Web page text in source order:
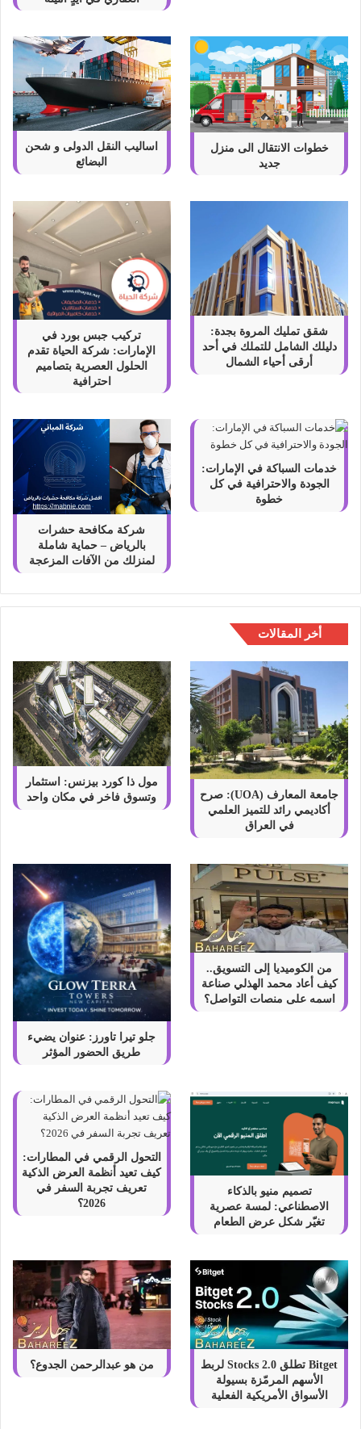
خطوات الانتقال الى منزل
جديد
اساليب النقل الدولى و شحن
البضائع
شقق تمليك المروة بجدة:
دليلك الشامل للتملك في أحد
أرقى أحياء الشمال
تركيب جبس بورد في
الإمارات: شركة الحياة تقدم
الحلول العصرية بتصاميم
احترافية
خدمات السباكة في الإمارات:
الجودة والاحترافية في كل
خطوة
شركة مكافحة حشرات
بالرياض – حماية شاملة
لمنزلك من الآفات المزعجة
أخر المقالات
جامعة المعارف (UOA): صرح
أكاديمي رائد للتميز العلمي
في العراق
مول ذا كورد بيزنس: استثمار
وتسوق فاخر في مكان واحد
من الكوميديا إلى التسويق..
كيف أعاد محمد الهذلي صناعة
اسمه على منصات التواصل؟
جلو تيرا تاورز: عنوان يضيء
طريق الحضور المؤثر
تصميم منيو بالذكاء
الاصطناعي: لمسة عصرية
تغيّر شكل عرض الطعام
التحول الرقمي في المطارات:
كيف تعيد أنظمة العرض الذكية
تعريف تجربة السفر في
2026؟
Bitget تطلق Stocks 2.0 لربط
الأسهم المرمّزة بسيولة
الأسواق الأمريكية الفعلية
من هو عبدالرحمن الجدوع؟